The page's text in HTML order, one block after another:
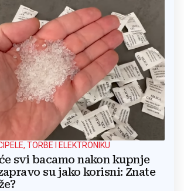
TORBE I ELEKTRONIKU
svi bacamo nakon kupnje
su jako korisni: Znate